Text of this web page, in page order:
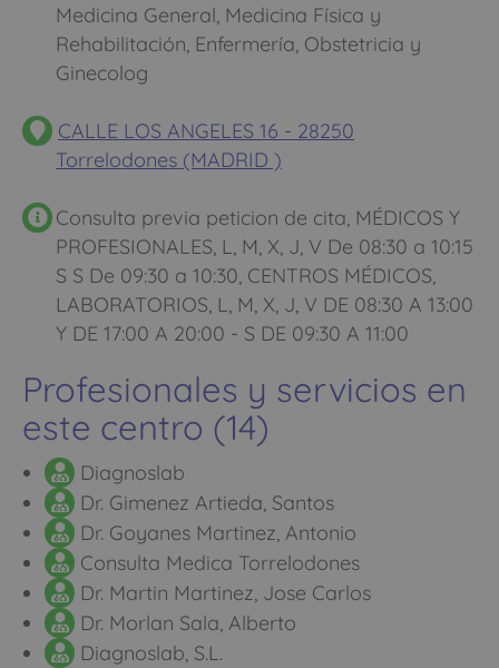
Medicina General, Medicina Física y
Rehabilitación, Enfermería, Obstetricia y
Ginecolog
CALLE LOS ANGELES 16 - 28250
Torrelodones (MADRID )
Consulta previa peticion de cita, MÉDICOS Y
PROFESIONALES, L, M, X, J, V De 08:30 a 10:15
S S De 09:30 a 10:30, CENTROS MÉDICOS,
LABORATORIOS, L, M, X, J, V DE 08:30 A 13:00
Y DE 17:00 A 20:00 - S DE 09:30 A 11:00
Profesionales y servicios en
este centro (14)
Diagnoslab
Dr. Gimenez Artieda, Santos
Dr. Goyanes Martinez, Antonio
Consulta Medica Torrelodones
Dr. Martin Martinez, Jose Carlos
Dr. Morlan Sala, Alberto
Diagnoslab, S.L.